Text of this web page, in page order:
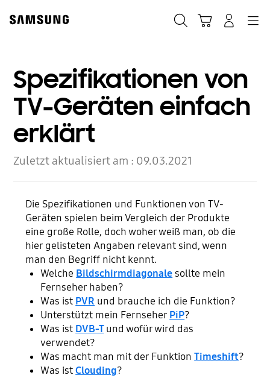
content
accessibility
Spezifikationen von
TV-Geräten einfach
erklärt
Zuletzt aktualisiert am : 09.03.2021
Die Spezifikationen und Funktionen von TV-
Geräten spielen beim Vergleich der Produkte
eine große Rolle, doch woher weiß man, ob die
hier gelisteten Angaben relevant sind, wenn
man den Begriff nicht kennt.
Welche Bildschirmdiagonalesollte mein
Fernseher haben?
Was ist PVR und brauche ich die Funktion?
Unterstützt mein Fernseher PiP?
Was ist DVB-T und wofür wird das
verwendet?
Was macht man mit der FunktionTimeshift?
Was istClouding?